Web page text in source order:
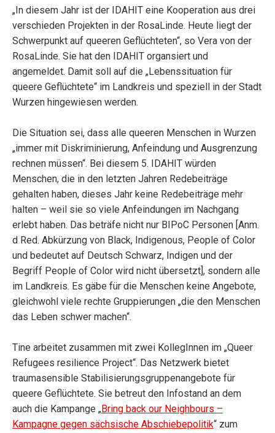
„In diesem Jahr ist der IDAHIT eine Kooperation aus drei
verschieden Projekten in der RosaLinde. Heute liegt der
Schwerpunkt auf queeren Geflüchteten“, so Vera von der
RosaLinde. Sie hat den IDAHIT organsiert und
angemeldet. Damit soll auf die „Lebenssituation für
queere Geflüchtete“ im Landkreis und speziell in der Stadt
Wurzen hingewiesen werden.
Die Situation sei, dass alle queeren Menschen in Wurzen
„immer mit Diskriminierung, Anfeindung und Ausgrenzung
rechnen müssen“. Bei diesem 5. IDAHIT würden
Menschen, die in den letzten Jahren Redebeiträge
gehalten haben, dieses Jahr keine Redebeiträge mehr
halten – weil sie so viele Anfeindungen im Nachgang
erlebt haben. Das beträfe nicht nur BIPoC Personen [Anm.
d Red. Abkürzung von Black, Indigenous, People of Color
und bedeutet auf Deutsch Schwarz, Indigen und der
Begriff People of Color wird nicht übersetzt], sondern alle
im Landkreis. Es gäbe für die Menschen keine Angebote,
gleichwohl viele rechte Gruppierungen „die den Menschen
das Leben schwer machen“.
Tine arbeitet zusammen mit zwei KollegInnen im „Queer
Refugees resilience Project“. Das Netzwerk bietet
traumasensible Stabilisierungsgruppenangebote für
queere Geflüchtete. Sie betreut den Infostand an dem
auch die Kampange „Bring back our Neighbours –
Kampagne gegen sächsische Abschiebepolitik“ zum